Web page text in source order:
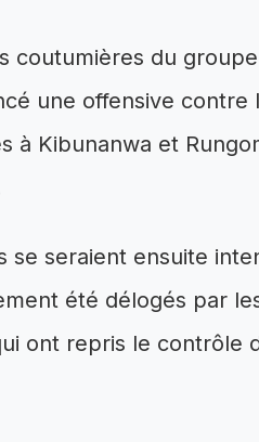
coutumières du
une offensive
à Kibunanwa et
se seraient ensuite
été délogés par
ont repris le contrôle